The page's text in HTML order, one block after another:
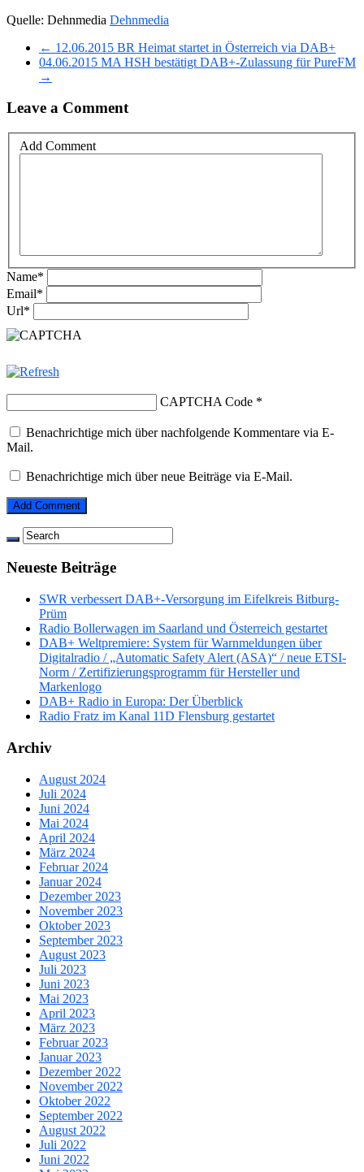
Quelle: Dehnmedia Dehnmedia
← 12.06.2015 BR Heimat startet in Österreich via DAB+
04.06.2015 MA HSH bestätigt DAB+-Zulassung für PureFM
→
Leave a Comment
Add Comment
Name*
Email*
Url*
CAPTCHA Code *
Benachrichtige mich über nachfolgende Kommentare via E-
Mail.
Benachrichtige mich über neue Beiträge via E-Mail.
Neueste Beiträge
SWR verbessert DAB+-Versorgung im Eifelkreis Bitburg-
Prüm
Radio Bollerwagen im Saarland und Österreich gestartet
DAB+ Weltpremiere: System für Warnmeldungen über
Digitalradio / „Automatic Safety Alert (ASA)“ / neue ETSI-
Norm / Zertifizierungsprogramm für Hersteller und
Markenlogo
DAB+ Radio in Europa: Der Überblick
Radio Fratz im Kanal 11D Flensburg gestartet
Archiv
August 2024
Juli 2024
Juni 2024
Mai 2024
April 2024
März 2024
Februar 2024
Januar 2024
Dezember 2023
November 2023
Oktober 2023
September 2023
August 2023
Juli 2023
Juni 2023
Mai 2023
April 2023
März 2023
Februar 2023
Januar 2023
Dezember 2022
November 2022
Oktober 2022
September 2022
August 2022
Juli 2022
Juni 2022